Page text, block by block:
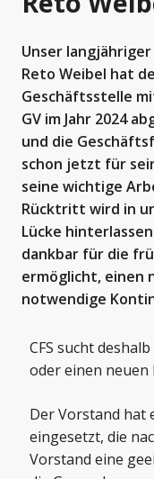
Unser
Reto Weibel hat
Geschäftsstelle
GV im Jahr 2024
und die
schon jetzt für
seine wichtige
Rücktritt wird in
Lücke
dankbar für die
ermöglicht, einen
notwendige
CFS sucht
oder einen neuen
Der Vorstand hat
eingesetzt, die
Vorstand eine